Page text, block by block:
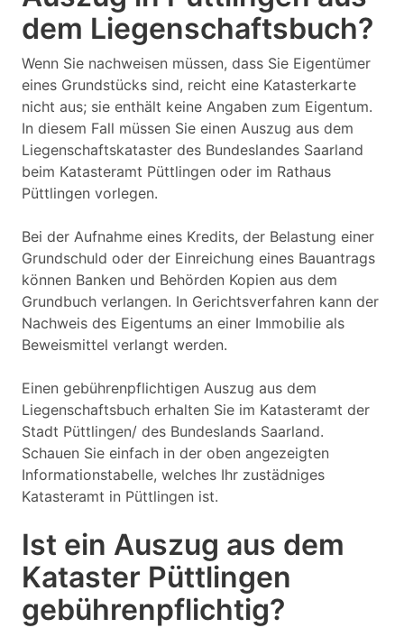
dem Liegenschaftsbuch?
Wenn Sie nachweisen müssen, dass Sie Eigentümer
eines Grundstücks sind, reicht eine Katasterkarte
nicht aus; sie enthält keine Angaben zum Eigentum.
In diesem Fall müssen Sie einen Auszug aus dem
Liegenschaftskataster des Bundeslandes Saarland
beim Katasteramt Püttlingen oder im Rathaus
Püttlingen vorlegen.
Bei der Aufnahme eines Kredits, der Belastung einer
Grundschuld oder der Einreichung eines Bauantrags
können Banken und Behörden Kopien aus dem
Grundbuch verlangen. In Gerichtsverfahren kann der
Nachweis des Eigentums an einer Immobilie als
Beweismittel verlangt werden.
Einen gebührenpflichtigen Auszug aus dem
Liegenschaftsbuch erhalten Sie im Katasteramt der
Stadt Püttlingen/ des Bundeslands Saarland.
Schauen Sie einfach in der oben angezeigten
Informationstabelle, welches Ihr zustädniges
Katasteramt in Püttlingen ist.
Ist ein Auszug aus dem
Kataster Püttlingen
gebührenpflichtig?